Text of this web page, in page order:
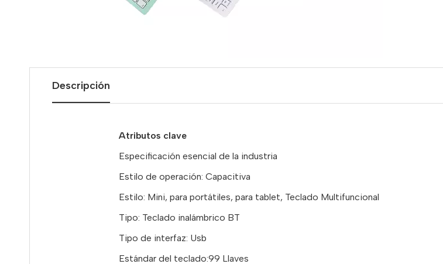
Descripción
Atributos clave
Especificación esencial de la industria
Estilo de operación: Capacitiva
Estilo: Mini, para portátiles, para tablet, Teclado Multifuncional
Tipo: Teclado inalámbrico BT
Tipo de interfaz: Usb
Estándar del teclado:99 Llaves